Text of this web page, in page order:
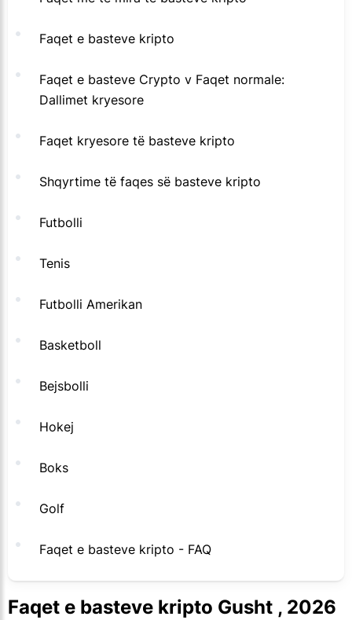
Faqet e basteve kripto
Faqet e basteve Crypto v Faqet normale:
Dallimet kryesore
Faqet kryesore të basteve kripto
Shqyrtime të faqes së basteve kripto
Futbolli
Tenis
Futbolli Amerikan
Basketboll
Bejsbolli
Hokej
Boks
Golf
Faqet e basteve kripto - FAQ
Faqet e basteve kripto Gusht , 2026